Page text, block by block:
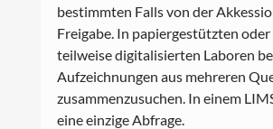
bestimmten Falls von der
Freigabe. In papiergestützten
teilweise digitalisierten Laboren
Aufzeichnungen aus mehreren
zusammenzusuchen. In einem
eine einzige Abfrage.